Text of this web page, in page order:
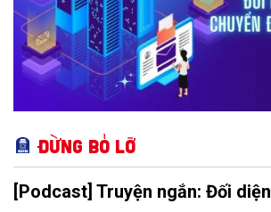
Đừng bỏ lỡ
[Podcast] Truyện ngắn: Đối diện